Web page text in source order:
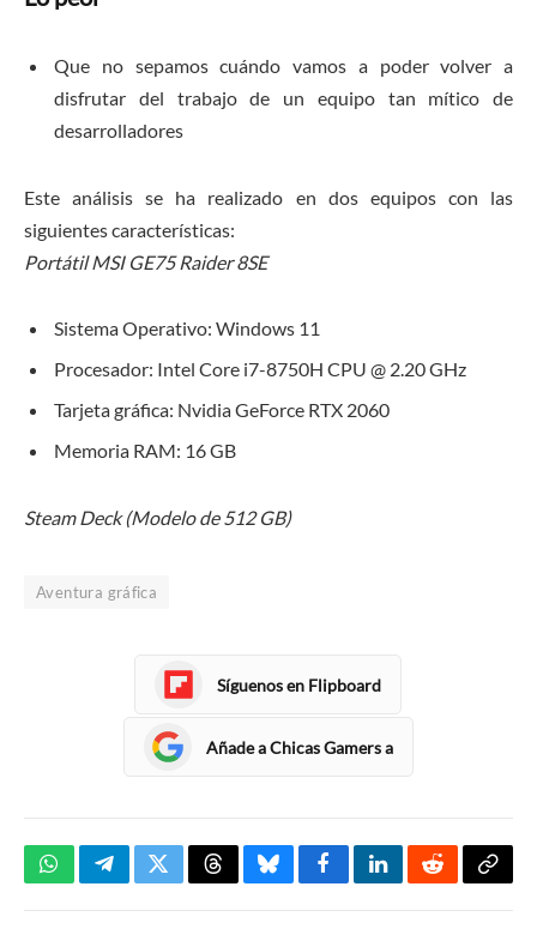
Que no sepamos cuándo vamos a poder volver a
disfrutar del trabajo de un equipo tan mítico de
desarrolladores
Este análisis se ha realizado en dos equipos con las
siguientes características:
Portátil MSI GE75 Raider 8SE
Sistema Operativo: Windows 11
Procesador: Intel Core i7-8750H CPU @ 2.20 GHz
Tarjeta gráfica: Nvidia GeForce RTX 2060
Memoria RAM: 16 GB
Steam Deck (Modelo de 512 GB)
Aventura gráfica
Síguenos en Flipboard
Añade a Chicas Gamers a
WhatsAppTelegramTwitterThreadsBlueskyFacebookLinkedInReddit